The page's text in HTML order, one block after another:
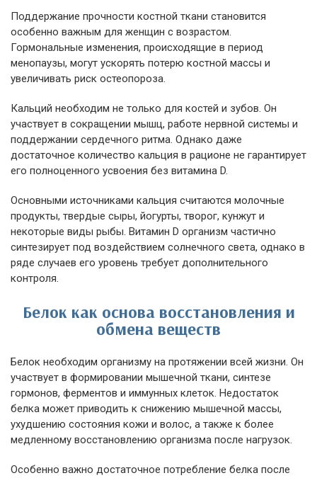
Поддержание прочности костной ткани становится
особенно важным для женщин с возрастом.
Гормональные изменения, происходящие в период
менопаузы, могут ускорять потерю костной массы и
увеличивать риск остеопороза.
Кальций необходим не только для костей и зубов. Он
участвует в сокращении мышц, работе нервной системы и
поддержании сердечного ритма. Однако даже
достаточное количество кальция в рационе не гарантирует
его полноценного усвоения без витамина D.
Основными источниками кальция считаются молочные
продукты, твердые сыры, йогурты, творог, кунжут и
некоторые виды рыбы. Витамин D организм частично
синтезирует под воздействием солнечного света, однако в
ряде случаев его уровень требует дополнительного
контроля.
Белок как основа восстановления и
обмена веществ
Белок необходим организму на протяжении всей жизни. Он
участвует в формировании мышечной ткани, синтезе
гормонов, ферментов и иммунных клеток. Недостаток
белка может приводить к снижению мышечной массы,
ухудшению состояния кожи и волос, а также к более
медленному восстановлению организма после нагрузок.
Особенно важно достаточное потребление белка после